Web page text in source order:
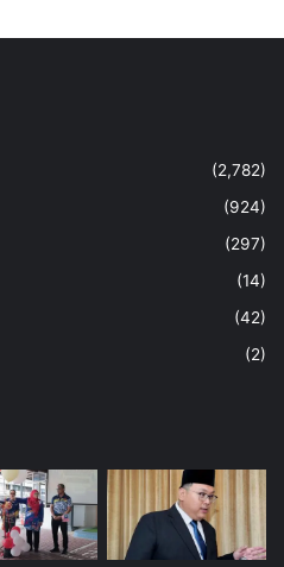
(2,782)
(924)
(297)
(14)
(42)
(2)